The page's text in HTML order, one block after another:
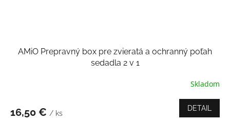
AMiO Prepravný box pre zvieratá a ochranný poťah
sedadla 2 v 1
je
Skladom
16,50 € / ks
DETAIL